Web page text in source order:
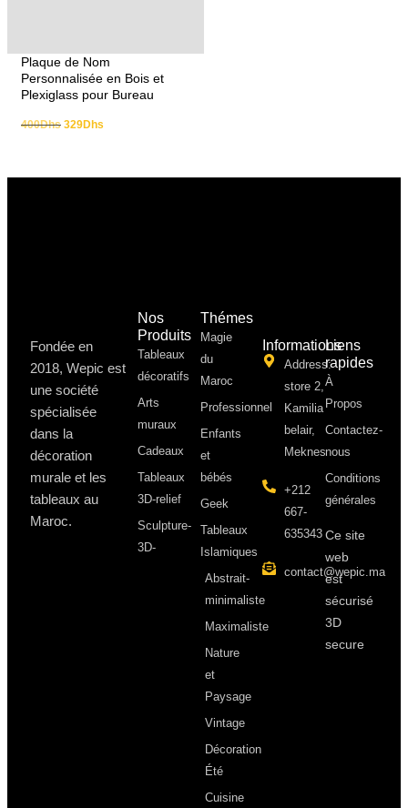
Plaque de Nom
Personnalisée en Bois et
Plexiglass pour Bureau
400Dhs 329Dhs
Fondée en
2018, Wepic est
une société
spécialisée
dans la
décoration
murale et les
tableaux au
Maroc.
Nos
Produits
Tableaux
décoratifs
Arts
muraux
Cadeaux
Tableaux
3D-relief
Sculpture-
3D-
Thémes
Magie
du
Maroc
Professionnel
Enfants
et
bébés
Geek
Tableaux
Islamiques
Abstrait-
minimaliste
Maximaliste
Nature
et
Paysage
Vintage
Décoration
Été
Cuisine
Informations
Address:
store 2,
Kamilia
belair,
Meknes
+212
667-
635343
contact@wepic.ma
Liens
rapides
À
Propos ​
Contactez-
nous
Conditions
générales
Ce site
web
est
sécurisé
3D
secure